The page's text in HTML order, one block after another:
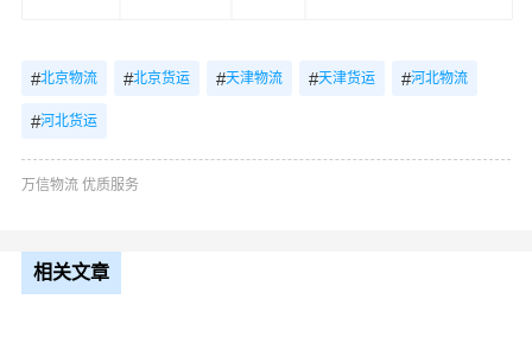
#北京物流 #北京货运 #天津物流 #天津货运 #河北物流
#河北货运
万信物流 优质服务
相关文章